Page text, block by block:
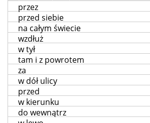
przez
przed siebie
na całym świecie
wzdłuż
w tył
tam i z powrotem
za
w dół ulicy
przed
w kierunku
do wewnątrz